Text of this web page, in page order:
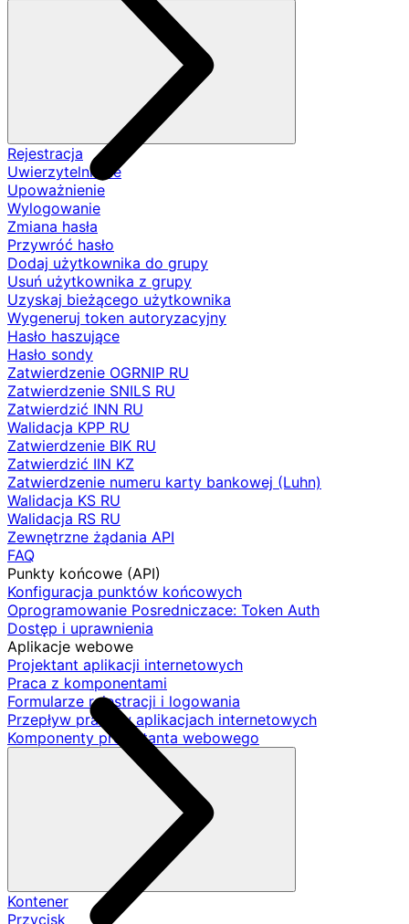
Rejestracja
Uwierzytelnianie
Upoważnienie
Wylogowanie
Zmiana hasła
Przywróć hasło
Dodaj użytkownika do grupy
Usuń użytkownika z grupy
Uzyskaj bieżącego użytkownika
Wygeneruj token autoryzacyjny
Hasło haszujące
Hasło sondy
Zatwierdzenie OGRNIP RU
Zatwierdzenie SNILS RU
Zatwierdzić INN RU
Walidacja KPP RU
Zatwierdzenie BIK RU
Zatwierdzić IIN KZ
Zatwierdzenie numeru karty bankowej (Luhn)
Walidacja KS RU
Walidacja RS RU
Zewnętrzne żądania API
FAQ
Punkty końcowe (API)
Konfiguracja punktów końcowych
Oprogramowanie Posredniczace: Token Auth
Dostęp i uprawnienia
Aplikacje webowe
Projektant aplikacji internetowych
Praca z komponentami
Formularze rejestracji i logowania
Przepływ pracy w aplikacjach internetowych
Komponenty projektanta webowego
Kontener
Przycisk